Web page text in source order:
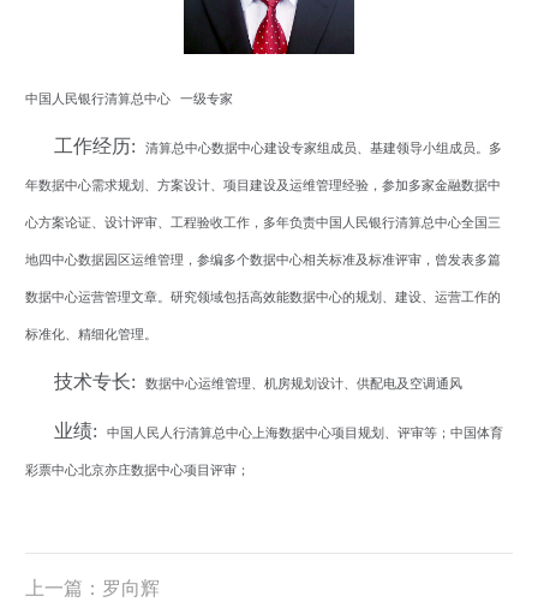
中国人民银行清算总中心 一级专家
工作经历: 清算总中心数据中心建设专家组成员、基建领导小组成员。多
年数据中心需求规划、方案设计、项目建设及运维管理经验，参加多家金融数据中
心方案论证、设计评审、工程验收工作，多年负责中国人民银行清算总中心全国三
地四中心数据园区运维管理，参编多个数据中心相关标准及标准评审，曾发表多篇
数据中心运营管理文章。研究领域包括高效能数据中心的规划、建设、运营工作的
标准化、精细化管理。
技术专长: 数据中心运维管理、机房规划设计、供配电及空调通风
业绩: 中国人民人行清算总中心上海数据中心项目规划、评审等；中国体育
彩票中心北京亦庄数据中心项目评审；
上一篇：罗向辉